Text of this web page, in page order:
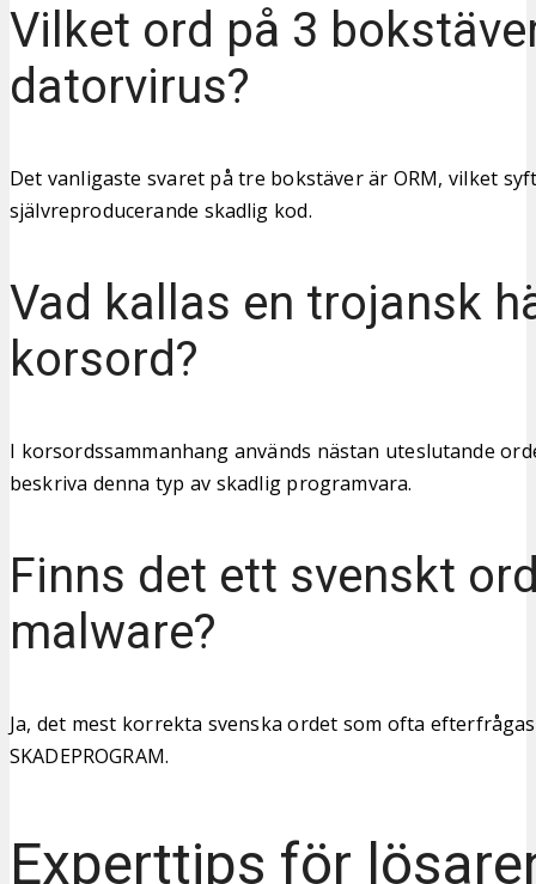
Vilket ord på 3
datorvirus?
Det vanligaste svaret på tre bokstäver är ORM, vilket
självreproducerande skadlig kod.
Vad kallas en trojansk
korsord?
I korsordssammanhang används nästan uteslutande
beskriva denna typ av skadlig programvara.
Finns det ett svenskt
malware?
Ja, det mest korrekta svenska ordet som ofta
SKADEPROGRAM.
Experttips för